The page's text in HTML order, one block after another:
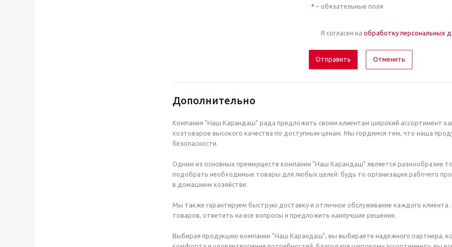
*– обязательные поля
Я согласен на обработку персональных
Отменить
Дополнительно
Компания "Наш Карандаш" рада предложить своим клиентам широкий ассортимент
хозтоваров высокого качества по доступным ценам. Мы гордимся тем, что наша
безопасности.
Одним из основных преимуществ компании "Наш Карандаш" является разнообразие
подобрать необходимые товары для любых целей: будь то организация рабочего
в домашнем хозяйстве.
Мы также гарантируем быструю доставку и отличное обслуживание каждого
товаров, ответить на все вопросы и предложить наилучшие решения.
Выбирая продукцию компании "Наш Карандаш", вы выбираете надежного партнера,